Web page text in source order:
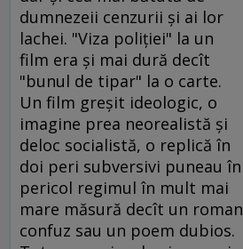
dumnezeii cenzurii şi ai lor
lachei. "Viza poliţiei" la un
film era şi mai dură decît
"bunul de tipar" la o carte.
Un film greşit ideologic, o
imagine prea neorealistă şi
deloc socialistă, o replică în
doi peri subversivi puneau în
pericol regimul în mult mai
mare măsură decît un roman
confuz sau un poem dubios.